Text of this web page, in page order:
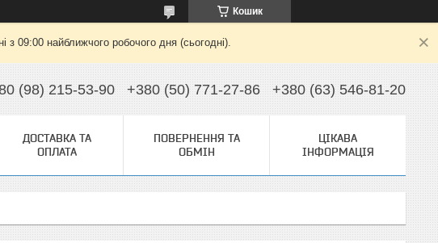
Кошик
з 09:00 найближчого робочого дня (сьогодні).
(98) 215-53-90 +380 (50) 771-27-86 +380 (63) 546-81-20
ДОСТАВКА ТА
ОПЛАТА
ПОВЕРНЕННЯ ТА
ОБМІН
ЦІКАВА
ІНФОРМАЦІЯ